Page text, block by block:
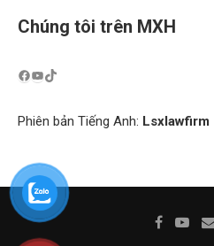
Chúng tôi trên MXH
Phiên bản Tiếng Anh: Lsxlawfirm